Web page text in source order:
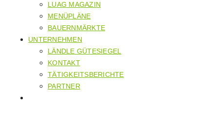
LUAG MAGAZIN
MENÜPLÄNE
BAUERNMÄRKTE
UNTERNEHMEN
LÄNDLE GÜTESIEGEL
KONTAKT
TÄTIGKEITSBERICHTE
PARTNER